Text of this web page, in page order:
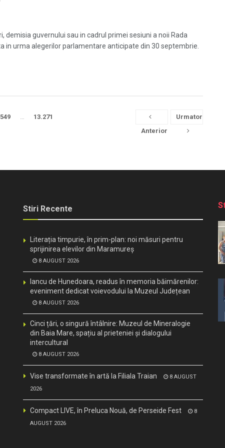
guvernului sau in cadrul primei sesiuni a noii Rada
urma alegerilor parlamentare anticipate din 30 septembrie.
Anterior
… 13.271 Urmator
Stiri Recente
Literația timpurie, în prim-plan: noi măsuri pentru
sprijinirea elevilor din Maramureș
8 AUGUST 2026
Iancu de Hunedoara, readus în memoria băimărenilor:
eveniment dedicat voievodului la Muzeul Județean
8 AUGUST 2026
Cinci țări, o singură întâlnire: Muzeul de Mineralogie
din Baia Mare, spațiu al prieteniei și dialogului
intercultural
8 AUGUST 2026
Vise transformate în artă la Filiala Traian
8 AUGUST
2026
Compact LIVE, în Preluca Nouă, de Perseide Fest
8
AUGUST 2026